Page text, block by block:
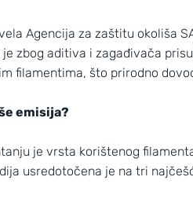
Agencija za zaštitu okoliša
zbog aditiva i zagađivača
filamentima, što prirodno
emisija?
je vrsta korištenog
usredotočena je na tri